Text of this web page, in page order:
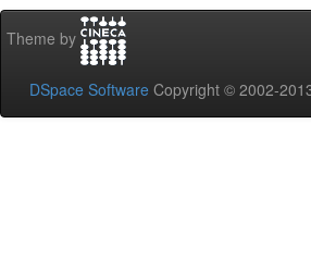
Theme by
DSpace Software Copyright © 2002-